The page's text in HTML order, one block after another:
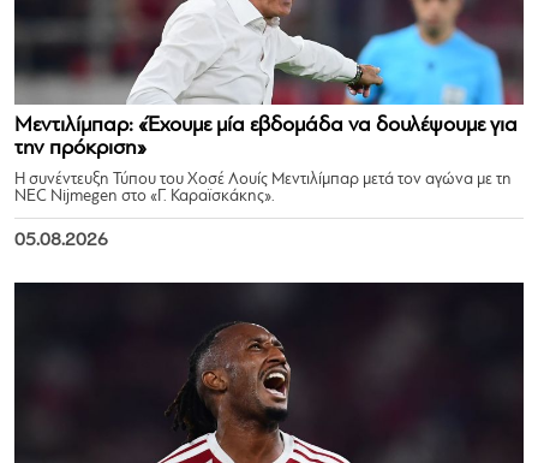
Μεντιλίμπαρ: «Έχουμε μία εβδομάδα να δουλέψουμε για
την πρόκριση»
Η συνέντευξη Τύπου του Χοσέ Λουίς Μεντιλίμπαρ μετά τον αγώνα με τη
NEC Nijmegen στο «Γ. Καραϊσκάκης».
05.08.2026